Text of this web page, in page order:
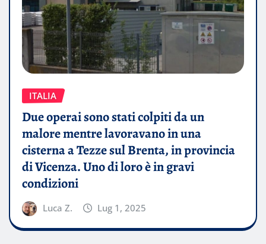
ITALIA
Due operai sono stati colpiti da un
malore mentre lavoravano in una
cisterna a Tezze sul Brenta, in provincia
di Vicenza. Uno di loro è in gravi
condizioni
Luca Z. Lug 1, 2025